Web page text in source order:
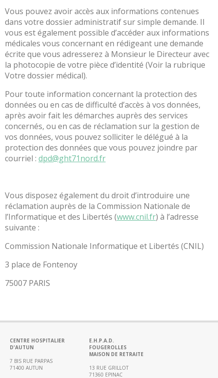
Plateforme
de
pair
aidance
TOMO
Je
suis
patient
en
situation
de
handicap
Je
paie
Service
social
Après
l’hôpital
L’éducation
thérapeutique
sexuelle
chirurgie
Les
associations
à
Vous pouvez avoir accès aux informations contenues
dans votre dossier administratif sur simple demande. Il
vous est également possible d’accéder aux informations
médicales vous concernant en rédigeant une demande
écrite que vous adresserez à Monsieur le Directeur avec
la photocopie de votre pièce d’identité (Voir la rubrique
Votre dossier médical).
Pour toute information concernant la protection des
données ou en cas de difficulté d’accès à vos données,
après avoir fait les démarches auprès des services
concernés, ou en cas de réclamation sur la gestion de
vos données, vous pouvez solliciter le délégué à la
protection des données que vous pouvez joindre par
courriel : dpd@ght71nord.fr
Vous disposez également du droit d’introduire une
réclamation auprès de la Commission Nationale de
l’Informatique et des Libertés (www.cnil.fr) à l’adresse
suivante :
Commission Nationale Informatique et Libertés (CNIL)
3 place de Fontenoy
75007 PARIS
CENTRE HOSPITALIER
D'AUTUN
7 BIS RUE PARPAS
71400 AUTUN
E.H.P.A.D.
FOUGEROLLES
MAISON DE RETRAITE
13 RUE GRILLOT
71360 EPINAC